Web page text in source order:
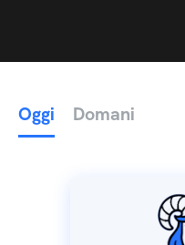
Oggi Domani